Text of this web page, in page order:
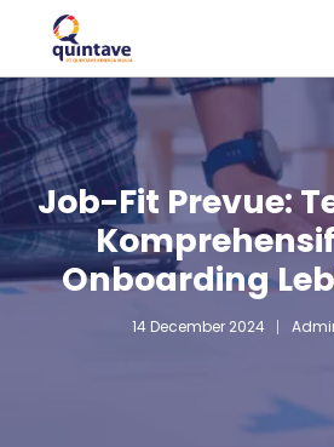
Job-Fit Prevue:
Onboarding
14 December 2024